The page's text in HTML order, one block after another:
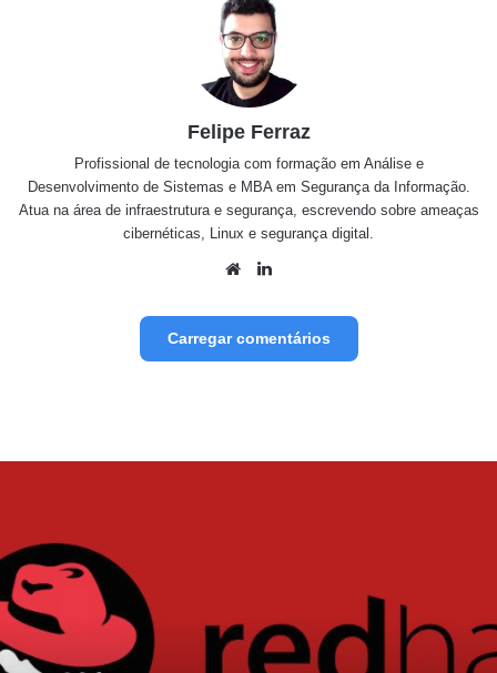
Felipe Ferraz
Profissional de tecnologia com formação em Análise e
Desenvolvimento de Sistemas e MBA em Segurança da Informação.
Atua na área de infraestrutura e segurança, escrevendo sobre ameaças
cibernéticas, Linux e segurança digital.
Website
Carregar comentários